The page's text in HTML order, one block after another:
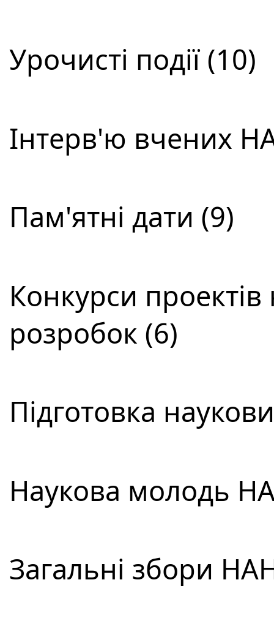
Урочисті події (10)
Інтерв'ю вчених
Пам'ятні дати (9)
Конкурси
розробок (6)
Підготовка
Наукова молодь
Загальні збори